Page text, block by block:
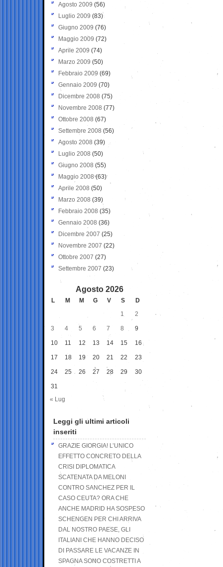
Agosto 2009 (56)
Luglio 2009 (83)
Giugno 2009 (76)
Maggio 2009 (72)
Aprile 2009 (74)
Marzo 2009 (50)
Febbraio 2009 (69)
Gennaio 2009 (70)
Dicembre 2008 (75)
Novembre 2008 (77)
Ottobre 2008 (67)
Settembre 2008 (56)
Agosto 2008 (39)
Luglio 2008 (50)
Giugno 2008 (55)
Maggio 2008(63)
Aprile 2008 (50)
Marzo 2008 (39)
Febbraio 2008 (35)
Gennaio 2008 (36)
Dicembre 2007 (25)
Novembre 2007 (22)
Ottobre 2007 (27)
Settembre 2007 (23)
Agosto 2026
L M M G V S
D
1
2
3 4 5 6 7 8 9
10 11 12 13 14 15 16
17 18 19 20 21 22 23
24 25 26 27 28 29 30
31
« Lug
Leggi gli ultimi articoli
inseriti
GRAZIE GIORGIA! L’UNICO
EFFETTO CONCRETO DELLA
CRISI DIPLOMATICA
SCATENATA DA MELONI
CONTRO SANCHEZ PER IL
CASO CEUTA? ORA CHE
ANCHE MADRID HA SOSPESO
SCHENGEN PER CHI ARRIVA
DAL NOSTRO PAESE, GLI
ITALIANI CHE HANNO DECISO
DI PASSARE LE VACANZE IN
SPAGNA SONO COSTRETTI A